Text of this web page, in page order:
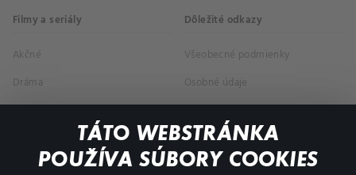
TÁTO WEBSTRÁNKA
POUŽÍVA SÚBORY COOKIES
Filmy a seriály
Akčné
Dráma
Dôležité odkazy
Všeobecné podmienky
Osobné údaje